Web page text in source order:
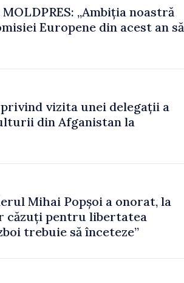
„Ambiția noastră
Europene din acest an să
vizita unei delegații a
din Afganistan la
Mihai Popșoi a onorat, la
căzuți pentru libertatea
trebuie să înceteze”